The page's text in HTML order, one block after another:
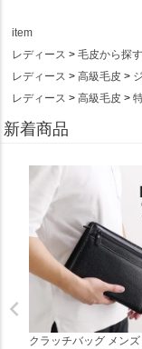
item
レディース
毛皮から探
レディース
高級毛皮
レディース
高級毛皮
新着商品
クラッチバッグ メン